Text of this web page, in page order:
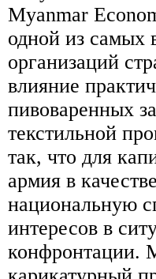
Myanmar
одной из самых
организаций
влияние
пивоваренных
текстильной
так, что для
армия в
национальную
интересов в
конфронтации.